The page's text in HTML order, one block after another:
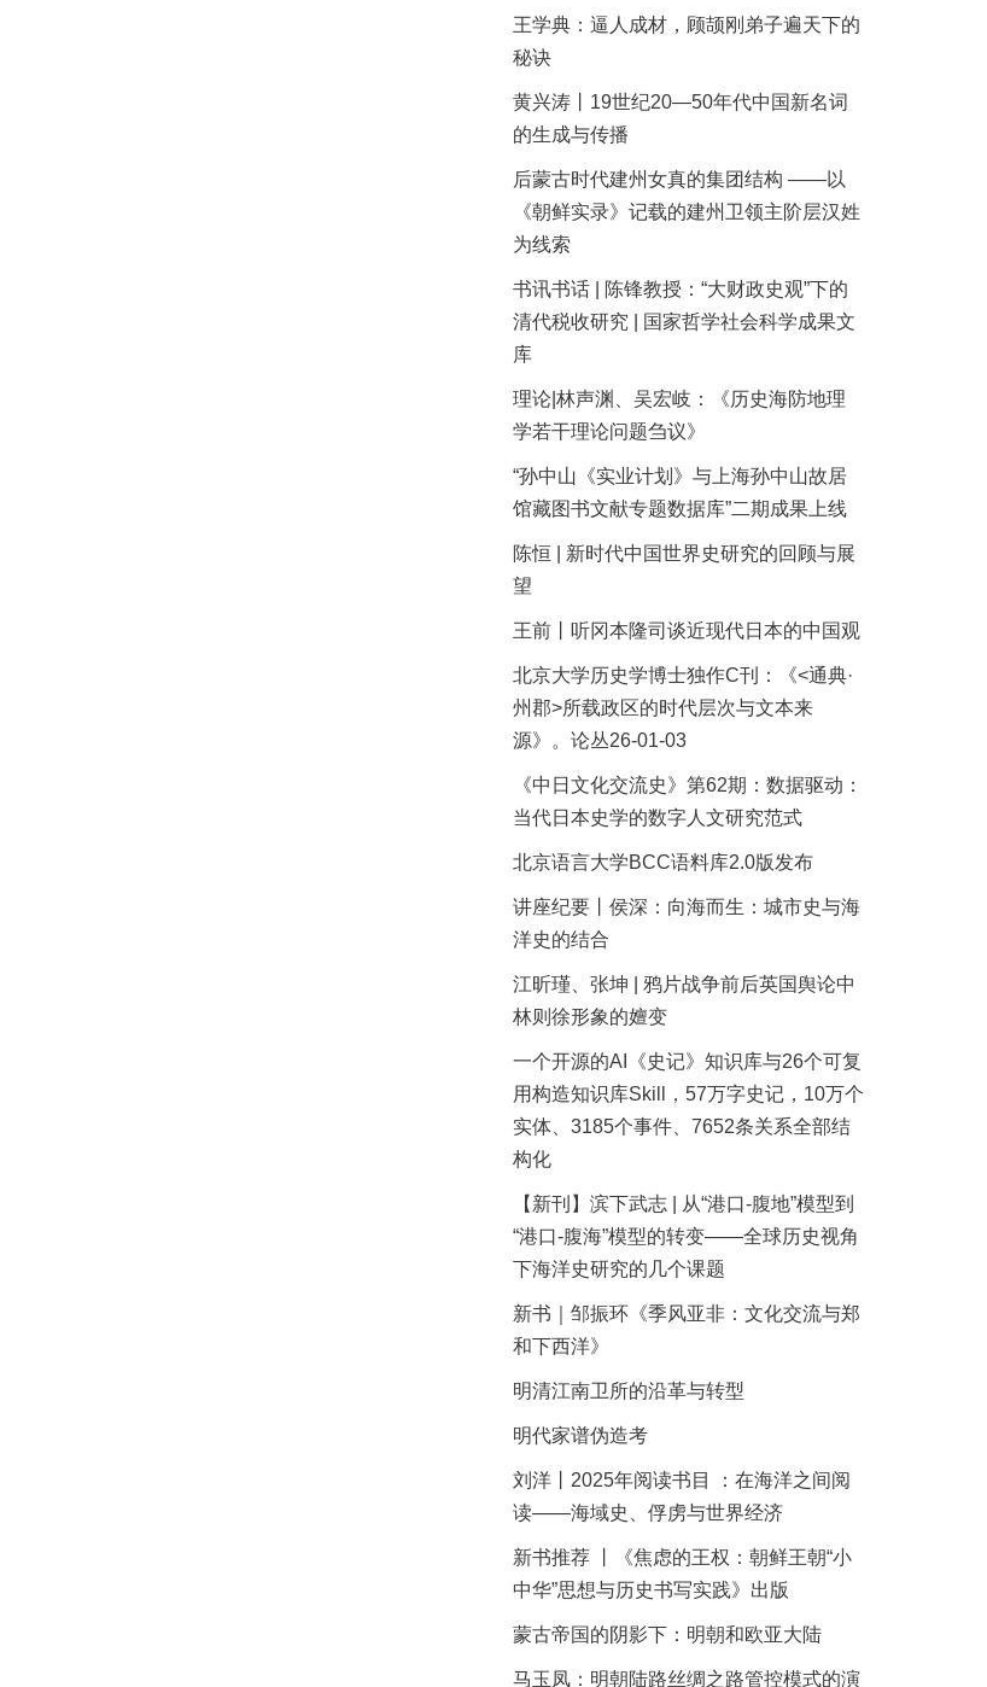
王学典：逼人成材，顾颉刚弟子遍天下的
秘诀
黄兴涛丨19世纪20—50年代中国新名词
的生成与传播
后蒙古时代建州女真的集团结构 ——以
《朝鲜实录》记载的建州卫领主阶层汉姓
为线索
书讯书话 | 陈锋教授：“大财政史观”下的
清代税收研究 | 国家哲学社会科学成果文
库
理论|林声渊、吴宏岐：《历史海防地理
学若干理论问题刍议》
“孙中山《实业计划》与上海孙中山故居
馆藏图书文献专题数据库”二期成果上线
陈恒 | 新时代中国世界史研究的回顾与展
望
王前丨听冈本隆司谈近现代日本的中国观
北京大学历史学博士独作C刊：《<通典·
州郡>所载政区的时代层次与文本来
源》。论丛26-01-03
《中日文化交流史》第62期：数据驱动：
当代日本史学的数字人文研究范式
北京语言大学BCC语料库2.0版发布
讲座纪要丨侯深：向海而生：城市史与海
洋史的结合
江昕瑾、张坤 | 鸦片战争前后英国舆论中
林则徐形象的嬗变
一个开源的AI《史记》知识库与26个可复
用构造知识库Skill，57万字史记，10万个
实体、3185个事件、7652条关系全部结
构化
【新刊】滨下武志 | 从“港口-腹地”模型到
“港口-腹海”模型的转变——全球历史视角
下海洋史研究的几个课题
新书｜邹振环《季风亚非：文化交流与郑
和下西洋》
明清江南卫所的沿革与转型
明代家谱伪造考
刘洋丨2025年阅读书目 ：在海洋之间阅
读——海域史、俘虏与世界经济
新书推荐 丨《焦虑的王权：朝鲜王朝“小
中华”思想与历史书写实践》出版
蒙古帝国的阴影下：明朝和欧亚大陆
马玉凤：明朝陆路丝绸之路管控模式的演